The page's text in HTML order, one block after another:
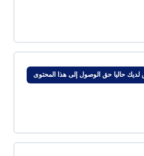
لديك حاليا حق الوصول إلى هذا المحتوى